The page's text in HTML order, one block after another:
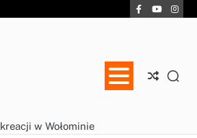
Facebook
YouTube
w Wołominie